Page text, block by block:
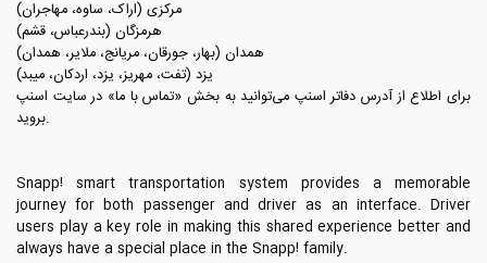
مرکزی (اراک، ساوه، مهاجران)
هرمزگان (بندرعباس، قشم)
همدان (بهار، جورقان، مریانج، ملایر، همدان)
یزد (تفت، مهریز، یزد، اردکان، میبد)
برای اطلاع از آدرس دفاتر اسنپ می‌توانید به بخش «تماس با ما» در سایت اسنپ
بروید.
Snapp! smart transportation system provides a memorable
journey for both passenger and driver as an interface. Driver
users play a key role in making this shared experience better and
always have a special place in the Snapp! family.